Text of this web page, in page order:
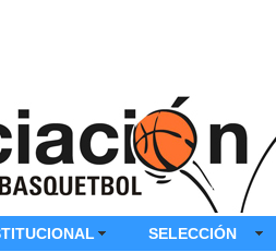
SELECCIÓN